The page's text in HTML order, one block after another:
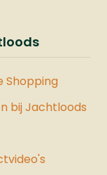
Shopping
bij Jachtloods